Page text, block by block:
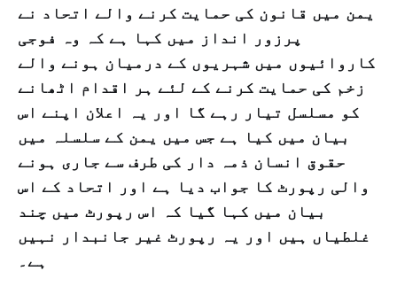
یمن میں قانون کی حمایت کرنے والے اتحاد نے
پرزور انداز میں کہا ہے کہ وہ فوجی
کاروائیوں میں شہریوں کے درمیان ہونے والے
زخم کی حمایت کرنے کے لئے ہر اقدام اٹھانے
کو مسلسل تیار رہے گا اور یہ اعلان اپنے اس
بیان میں کیا ہے جس میں یمن کے سلسلہ میں
حقوق انسان ذمہ دار کی طرف سے جاری ہونے
والی رپورٹ کا جواب دیا ہے اور اتحاد کے اس
بیان میں کہا گیا کہ اس رپورٹ میں چند
غلطیاں ہیں اور یہ رپورٹ غیر جانبدار نہیں
ہے۔